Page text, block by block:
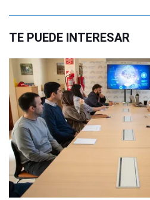
TE PUEDE INTERESAR